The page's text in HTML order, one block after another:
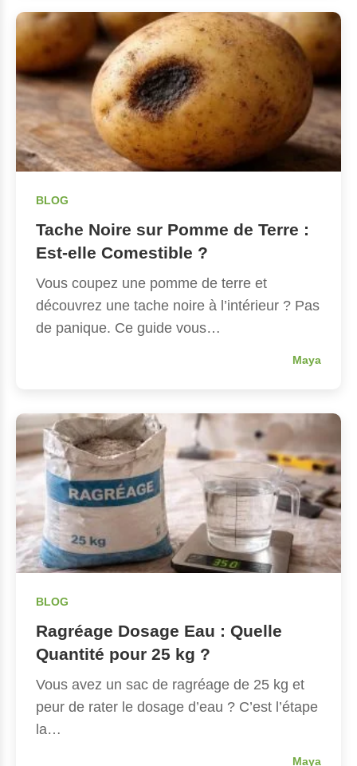
BLOG
Tache Noire sur Pomme de Terre :
Est-elle Comestible ?
Vous coupez une pomme de terre et
découvrez une tache noire à l’intérieur ? Pas
de panique. Ce guide vous…
Maya
BLOG
Ragréage Dosage Eau : Quelle
Quantité pour 25 kg ?
Vous avez un sac de ragréage de 25 kg et
peur de rater le dosage d’eau ? C’est l’étape
la…
Maya